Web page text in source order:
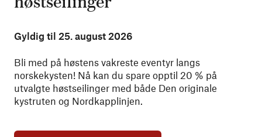
Gyldig til 25. august 2026
Bli med på høstens vakreste eventyr langs
norskekysten! Nå kan du spare opptil 20 % på
utvalgte høstseilinger med både Den originale
kystruten og Nordkapplinjen.